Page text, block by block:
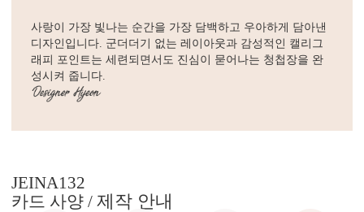
사랑이 가장 빛나는 순간을 가장 담백하고 우아하게 담아낸
디자인입니다. 군더더기 없는 레이아웃과 감성적인 캘리그
래피 포인트는 세련되면서도 진심이 묻어나는 청첩장을 완
성시켜 줍니다.
JEINA132
카드 사양 / 제작 안내